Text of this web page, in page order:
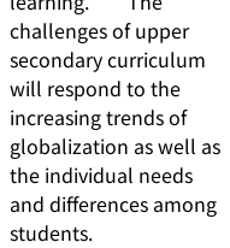
challenges of upper
secondary curriculum
will respond to the
increasing trends of
globalization as well as
the individual needs
and differences among
students.